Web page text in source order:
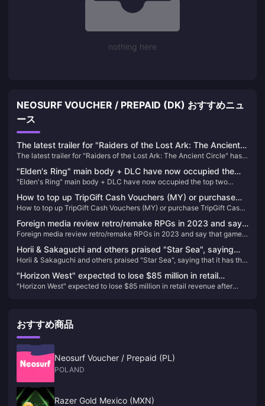
nothing here
NEOSURF VOUCHER / PREPAID (DK) おすすめニュ
ース
The latest trailer for "Raiders of the Lost Ark: The Ancient
Circle" has been released and will be released within the
year
The latest trailer for "Raiders of the Lost Ark: The Ancient Circle" has
"Elden's Ring" main body + DLC have now occupied the
top two positions on Steam's best-selling list in China
"Elden's Ring" main body + DLC have now occupied the top two
How to top up TripGift Cash Vouchers (MY) or purchase
TripGift Cash Vouchers (MY)
How to top up TripGift Cash Vouchers (MY) or purchase TripGift Cash
Foreign media review retro/remake RPGs in 2023 and say
that games are more nostalgic than other entertainment
Foreign media review retro/remake RPGs in 2023 and say that games
Horii & Sakaguchi and others praised "Star Sea", saying
that it has the shadow of "Chrono Trigger"
Horii & Sakaguchi and others praised "Star Sea", saying that it has the
"Horizon West" expected to lose $85 million in retail
revenue after joining PS+
"Horizon West" expected to lose $85 million in retail revenue after
おすすめ商品
Neosurf Voucher / Prepaid (PL)
POLAND
Razer Gold Mexico (MXN)